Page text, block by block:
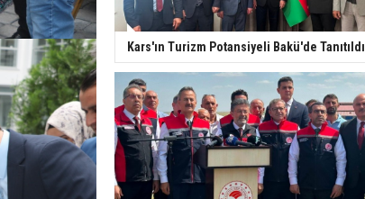
Kars'ın Turizm Potansiyeli Bakü'de Tanıtıldı